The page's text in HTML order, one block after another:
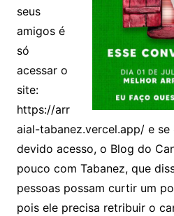
seus
amigos é
só
acessar o
site:
https://arr
aial-tabanez.vercel.app/ e
devido acesso, o Blog do
pouco com Tabanez, que
pessoas possam curtir um
pois ele precisa retribuir o